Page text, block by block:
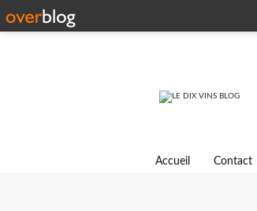
Accueil Contact